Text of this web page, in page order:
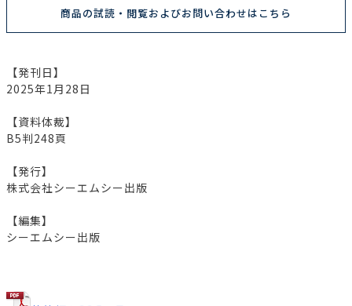
商品の試読・閲覧およびお問い合わせはこちら
【発刊日】
2025年1月28日
【資料体裁】
B5判248頁
【発行】
株式会社シーエムシー出版
【編集】
シーエムシー出版